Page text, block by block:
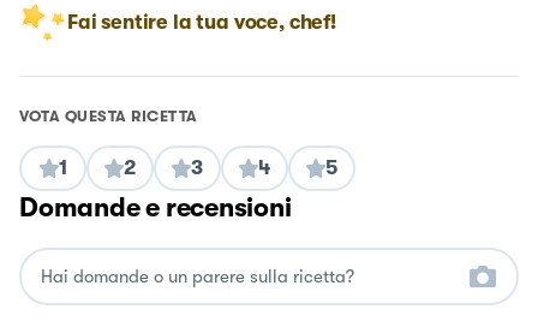
Fai sentire la tua voce, chef!
VOTA QUESTA RICETTA
1 2 3 4 5
Domande e recensioni